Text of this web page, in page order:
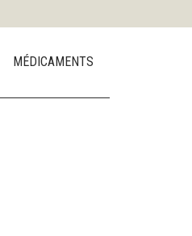
MÉDICAMENTS